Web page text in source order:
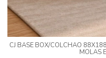
CJ BASE BOX/COLCHAO
MOLAS